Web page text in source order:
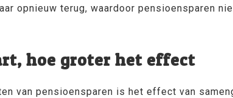
opnieuw terug, waardoor pensioensparen
hoe groter het effect
van pensioensparen is het effect van